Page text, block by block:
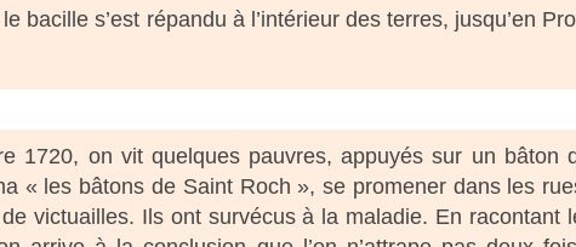
bacille s’est répandu à l’intérieur des terres, jusqu’en
1720, on vit quelques pauvres, appuyés sur un bâton
« les bâtons de Saint Roch », se promener dans les
victuailles. Ils ont survécus à la maladie. En racontant